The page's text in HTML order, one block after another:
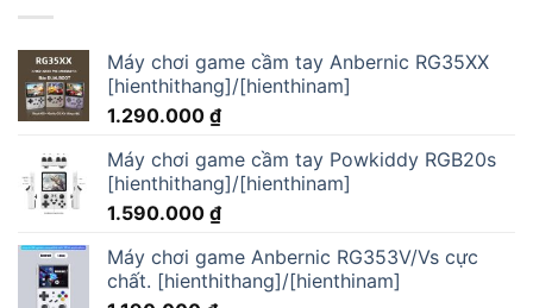
Máy chơi game cầm tay Anbernic RG35XX
[hienthithang]/[hienthinam]
1.290.000 ₫
Máy chơi game cầm tay Powkiddy RGB20s
[hienthithang]/[hienthinam]
1.590.000 ₫
Máy chơi game Anbernic RG353V/Vs cực
chất. [hienthithang]/[hienthinam]